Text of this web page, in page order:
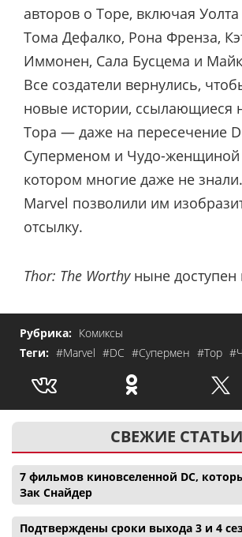
авторов о Торе, включая
Тома Дефалко, Рона Френза,
Иммонен, Сала Бусцема и
Все создатели вернулись,
новые истории, ссылающиеся
Тора — даже на пересечение
Суперменом и Чудо-
котором многие даже не
Marvel позволили им
отсылку.
Thor: The Worthyныне доступен
Рубрика: Комиксы
Теги: #Marvel #DC #Супермен #Тор
СВЕЖИЕ СТАТЬИ
7 фильмов киновселенной DC,
Зак Снайдер
Подтверждены сроки выхода 3 и 4